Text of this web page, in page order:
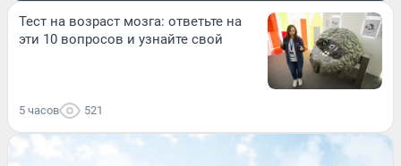
Тест на возраст мозга: ответьте на
эти 10 вопросов и узнайте свой
5 часов 521